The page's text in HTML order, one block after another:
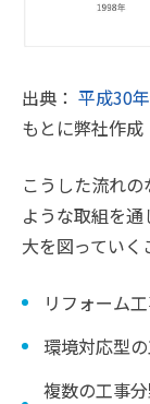
出典： 平成30
もとに弊社作成
こうした流れ
ような取組を
大を図っていく
リフォーム
環境対応型
複数の工事